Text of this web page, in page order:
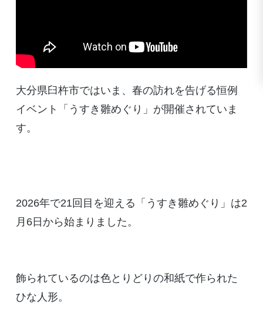
大分県臼杵市ではいま、春の訪れを告げる恒例
イベント「うすき雛めぐり」が開催されていま
す。
2026年で21回目を迎える「うすき雛めぐり」は2
月6日から始まりました。
飾られているのは色とりどりの和紙で作られた
ひな人形。